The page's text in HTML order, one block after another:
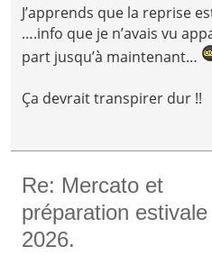
J’apprends que la reprise
….info que je n’avais vu
part jusqu’à maintenant…
Ça devrait transpirer dur !!
Re: Mercato et
préparation estivale
2026.